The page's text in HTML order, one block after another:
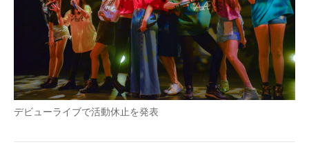
デビューライブで活動休止を発表